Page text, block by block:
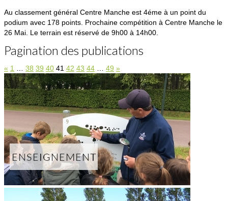
Au classement général Centre Manche est 4éme à un point du
podium avec 178 points. Prochaine compétition à Centre Manche le
26 Mai. Le terrain est réservé de 9h00 à 14h00.
Pagination des publications
« 1 38 39 40 41 42 43 44 49 »